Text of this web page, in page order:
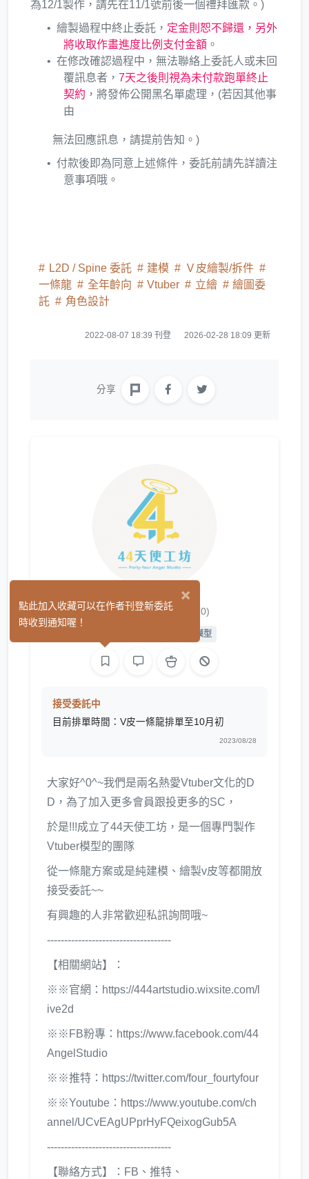
為12/1製作，請先在11/1號前後一個禮拜匯款。)
繪製過程中終止委託， 定金則恕不歸還，另外
將收取作畫進度比例支付金額 。
在修改確認過程中，無法聯絡上委託人或未回
覆訊息者， 7天之後則視為未付款跑單終止
契約 ，將發佈公開黑名單處理，(若因其他事
由
無法回應訊息，請提前告知。)
付款後即為同意上述條件，委託前請先詳讀注
意事項哦。
L2D / Spine 委託 建模
Ｖ皮繪製/拆件
一條龍
全年齡向 Vtuber 立繪
繪圖委
託
角色設計
2022-08-07 18:39 刊登 2026-02-28 18:09 更新
分享
44天使工坊 (0)
L2D 模型
接受委託中
目前排單時間：V皮一條龍排單至10月初
2023/08/28
大家好^0^~我們是兩名熱愛Vtuber文化的D
D，為了加入更多會員跟投更多的SC，
於是!!!成立了44天使工坊，是一個專門製作
Vtuber模型的團隊
從一條龍方案或是純建模、繪製v皮等都開放
接受委託~~
有興趣的人非常歡迎私訊詢問哦~
------------------------------------
【相關網站】：
※※官網： https://444artstudio.wixsite.com/l
ive2d
※※FB粉專： https://www.facebook.com/44
AngelStudio
※※推特： https://twitter.com/four_fourtyfour
※※Youtube： https://www.youtube.com/ch
annel/UCvEAgUPprHyFQeixogGub5A
------------------------------------
【聯絡方式】：FB、推特、
×
點此加入收藏可以在作者刊登新委託
時收到通知喔！